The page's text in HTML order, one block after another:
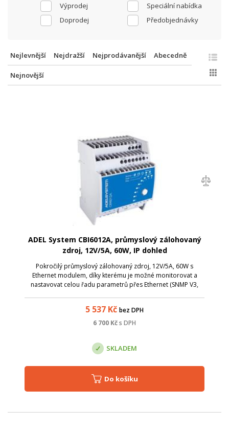
Výprodej
Speciální nabídka
Doprodej
Předobjednávky
Nejlevnější Nejdražší Nejprodávanější Abecedně
Nejnovější
ADEL System CBI6012A, průmyslový zálohovaný
zdroj, 12V/5A, 60W, IP dohled
Pokročilý průmyslový zálohovaný zdroj, 12V/5A, 60W s
Ethernet modulem, díky kterému je možné monitorovat a
nastavovat celou řadu parametrů přes Ethernet (SNMP V3,
5 537 Kč bez DPH
6 700 Kčs DPH
SKLADEM
Do košíku